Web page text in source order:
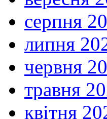
серпня
липня
червня
травня
квітня